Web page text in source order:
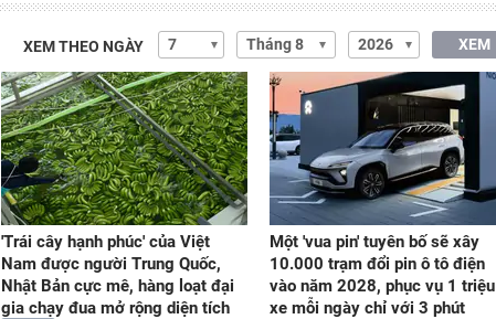
XEM THEO NGÀY XEM
'Trái cây hạnh phúc' của Việt
Nam được người Trung Quốc,
Nhật Bản cực mê, hàng loạt đại
gia chạy đua mở rộng diện tích
Một 'vua pin' tuyên bố sẽ xây
10.000 trạm đổi pin ô tô điện
vào năm 2028, phục vụ 1 triệu
xe mỗi ngày chỉ với 3 phút